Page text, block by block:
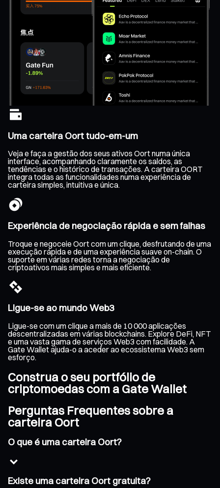
Uma carteira Oort tudo-em-um
Veja e faça a gestão dos seus ativos Oort numa única
interface, acompanhando claramente os saldos, as
tendências e o histórico de transações. A carteira OORT
integra todas as funcionalidades numa experiência de
carteira simples, intuitiva e única.
Experiência de negociação rápida e sem falhas
Troque e negoceie Oort com um clique, desfrutando de uma
execução rápida e de uma experiência suave on-chain. O
suporte em várias redes torna a negociação de
criptoativos mais simples e mais eficiente.
Ligue-se ao mundo Web3
Ligue-se com um clique a mais de 10 000 aplicações
descentralizadas em várias blockchains. Explore DeFi, NFT
e uma vasta gama de serviços Web3 com facilidade. A
Gate Wallet ajuda-o a aceder ao ecossistema Web3 sem
esforço.
Construa o seu portfólio de
criptomoedas com a Gate Wallet
Perguntas Frequentes sobre a
carteira Oort
O que é uma carteira Oort?
Existe uma carteira Oort gratuita?